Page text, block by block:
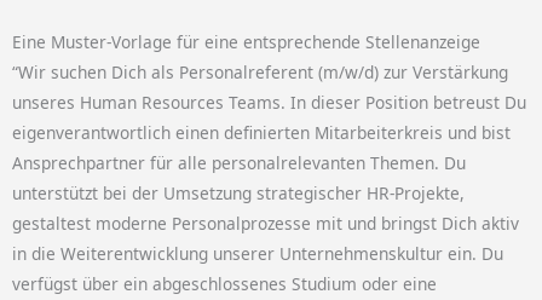
Eine Muster-Vorlage für eine entsprechende Stellenanzeige
“Wir suchen Dich als Personalreferent (m/w/d) zur Verstärkung
unseres Human Resources Teams. In dieser Position betreust Du
eigenverantwortlich einen definierten Mitarbeiterkreis und bist
Ansprechpartner für alle personalrelevanten Themen. Du
unterstützt bei der Umsetzung strategischer HR-Projekte,
gestaltest moderne Personalprozesse mit und bringst Dich aktiv
in die Weiterentwicklung unserer Unternehmenskultur ein. Du
verfügst über ein abgeschlossenes Studium oder eine